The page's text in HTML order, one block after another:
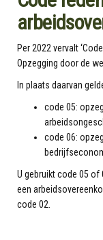
Per 2022 vervalt
Opzegging door de
In plaats daarvan
code 05:
code 06:
U gebruikt code 05 of
een
code 02.